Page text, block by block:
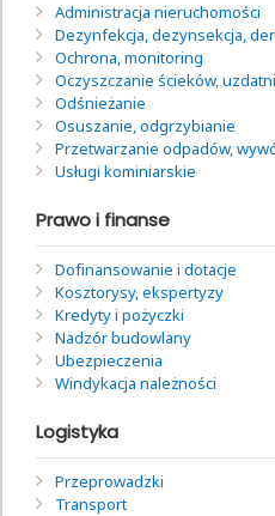
Administracja nieruchomości
Dezynfekcja, dezynsekcja,
Ochrona, monitoring
Oczyszczanie ścieków,
Odśnieżanie
Osuszanie, odgrzybianie
Przetwarzanie odpadów,
Usługi kominiarskie
Prawo i finanse
Dofinansowanie i dotacje
Kosztorysy, ekspertyzy
Kredyty i pożyczki
Nadzór budowlany
Ubezpieczenia
Windykacja należności
Logistyka
Przeprowadzki
Transport